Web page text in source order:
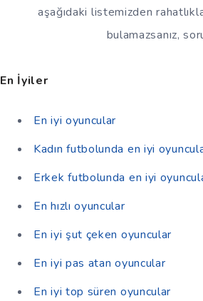
aşağıdaki listemizden
bulamazsanız,
En İyiler
En iyi oyuncular
Kadın futbolunda en iyi
Erkek futbolunda en iyi
En hızlı oyuncular
En iyi şut çeken oyuncular
En iyi pas atan oyuncular
En iyi top süren oyuncular